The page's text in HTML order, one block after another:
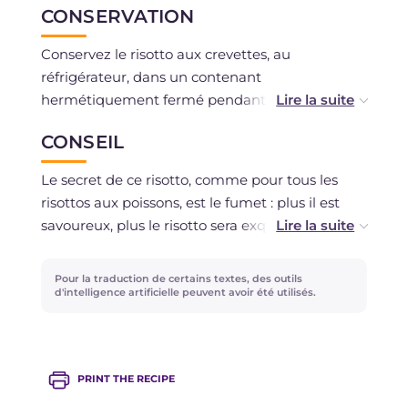
CONSERVATION
Conservez le risotto aux crevettes, au
réfrigérateur, dans un contenant
hermétiquement fermé pendant quelques
CONSEIL
Le secret de ce risotto, comme pour tous les
risottos aux poissons, est le fumet : plus il est
savoureux, plus le risotto sera exquis. Si vous
vous pouvez ajouter de la purée ou du
concentré de tomates.
Pour la traduction de certains textes, des outils
d'intelligence artificielle peuvent avoir été utilisés.
PRINT THE RECIPE